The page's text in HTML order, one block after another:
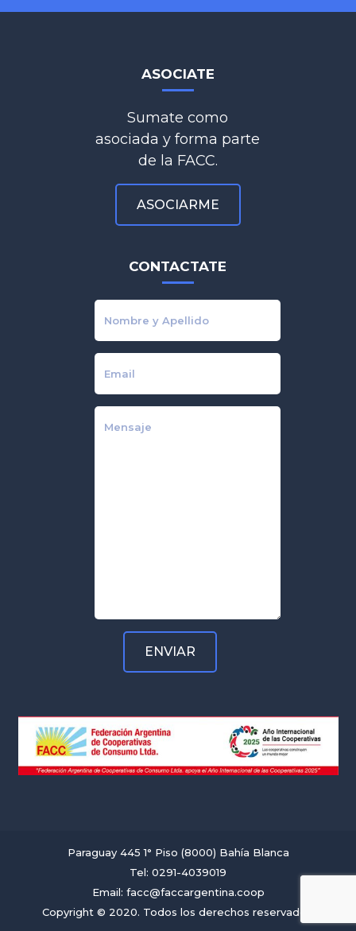
ASOCIATE
Sumate como
asociada y forma parte
de la FACC.
ASOCIARME
CONTACTATE
Paraguay 445 1° Piso (8000) Bahía Blanca
Tel: 0291-4039019
Email: facc@faccargentina.coop
Copyright © 2020. Todos los derechos reservados.